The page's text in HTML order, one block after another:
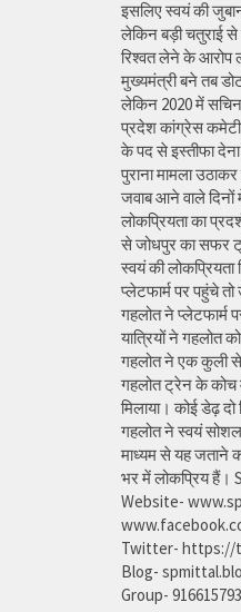
इसलिए स्वयं की
लेकिन बड़ी चतुराई से
रिश्वत लेने के आरोप
मुख्यमंत्री बने तब
लेकिन 2020 में सचिन
प्रदेश कांग्रेस कमेटी
के पद से इस्तीफा देना
पुराना मामला
जवाब आने वाले दिनों
लोकप्रियता का
से जोधपुर का सफर
स्वयं की
प्लेटफार्म पर पहुंचे
गहलोत ने प्लेटफार्म
यात्रियों ने गहलोत
गहलोत ने एक कुली
गहलोत ट्रेन के कोच
मिलाया। कोई डेढ़
गहलोत ने स्वयं सोशल
माध्यम से यह जताने
भर में लोकप्रिय हैं।
Website-
Twitter- https://
Blog-
Group-